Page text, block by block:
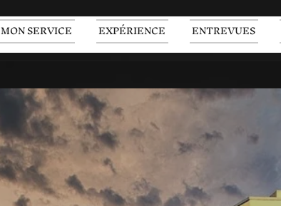
MON SERVICE EXPÉRIENCE ENTREVUES